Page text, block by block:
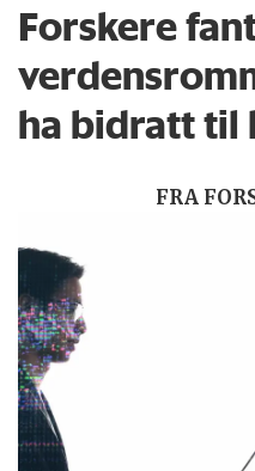
Forskere
ha bidratt til
FRA